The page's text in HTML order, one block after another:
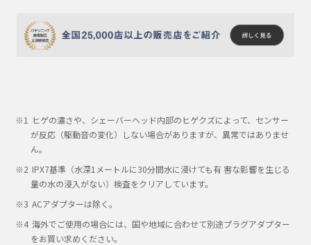
ヒゲの濃さや、シェーバーヘッド内部のヒゲクズによって、センサー
が反応（駆動音の変化）しない場合がありますが、異常ではありませ
ん。
IPX7基準（水深1メートルに30分間水に浸けても有 害な影響を生じる
量の水の浸入がない）検査をクリアしています。
ACアダプターは除く。
海外でご使用の場合には、国や地域に合わせて別途プラグアダプター
をお買い求めください｡